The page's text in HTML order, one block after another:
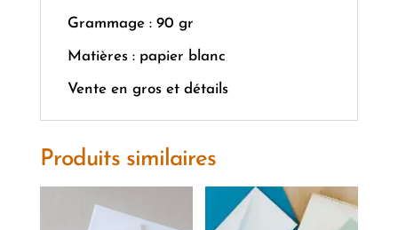
Grammage : 90 gr
Matières : papier blanc
Vente en gros et détails
Produits similaires